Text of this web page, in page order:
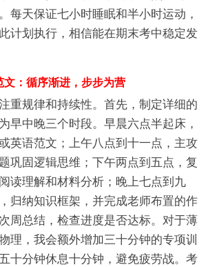
每天保证七小时睡眠和半小时运动，
计划执行，相信能在期末考中稳定发
文：循序渐进，步步为营
重规律和持续性。首先，制定详细的
早中晚三个时段。早晨六点半起床，
英语范文；上午八点到十一点，主攻
巩固逻辑思维；下午两点到五点，复
读理解和材料分析；晚上七点到九
归纳知识框架，并完成老师布置的作
周总结，检查进度是否达标。对于薄
理，我会额外增加三十分钟的专项训
十分钟休息十分钟，避免疲劳战。考